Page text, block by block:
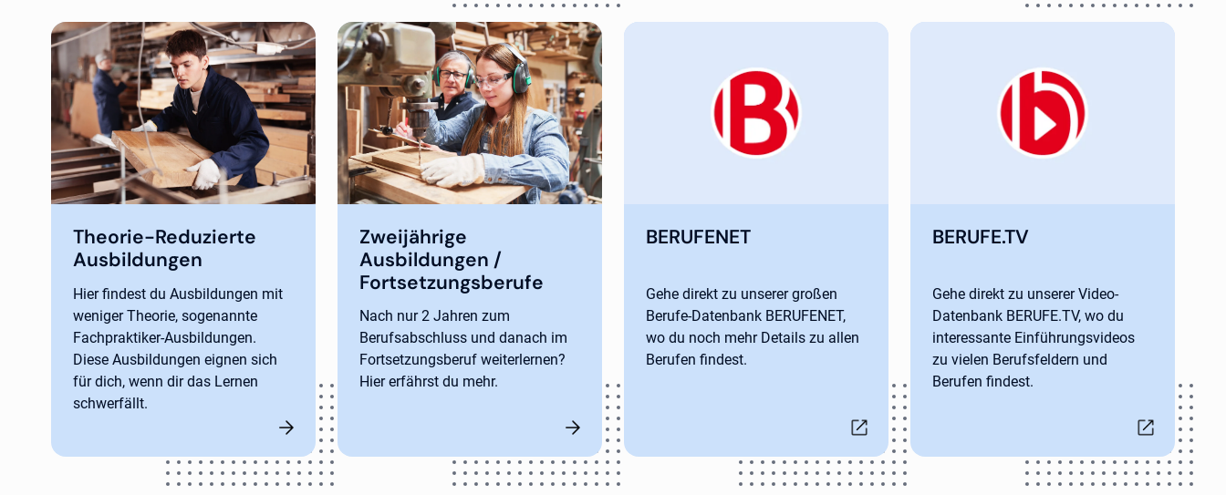
Theorie-Reduzierte
Ausbildungen
Hier findest du Ausbildungen mit
weniger Theorie, sogenannte
Fachpraktiker-Ausbildungen.
Diese Ausbildungen eignen sich
für dich, wenn dir das Lernen
schwerfällt.
Zweijährige
Ausbildungen /
Fortsetzungsberufe
Nach nur 2 Jahren zum
Berufsabschluss und danach im
Fortsetzungsberuf weiterlernen?
Hier erfährst du mehr.
Öffnet in neuem Tab
BERUFENET
Gehe direkt zu unserer großen
Berufe-Datenbank BERUFENET,
wo du noch mehr Details zu allen
Berufen findest.
Öffnet in neuem Tab
BERUFE.TV
Gehe direkt zu unserer Video-
Datenbank BERUFE.TV, wo du
interessante Einführungsvideos
zu vielen Berufsfeldern und
Berufen findest.